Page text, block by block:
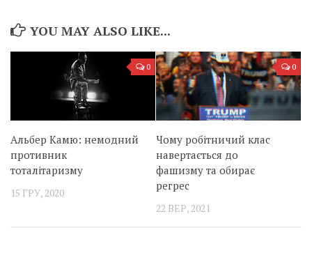
YOU MAY ALSO LIKE...
0
Альбер Камю: немодний
противник
тоталітаризму
15 ГРУ, 2020
0
Чому робітничий клас
навертається до
фашизму та обирає
регрес
22 ВЕР, 2021